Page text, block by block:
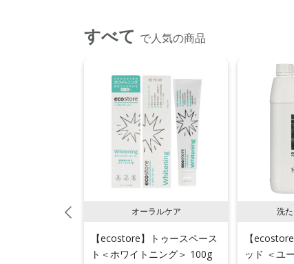
すべて で人気の商品
オーラルケア
【ecostore】トゥースペース
ト＜ホワイトニング＞ 100g
洗
【
ッド ＜ユ